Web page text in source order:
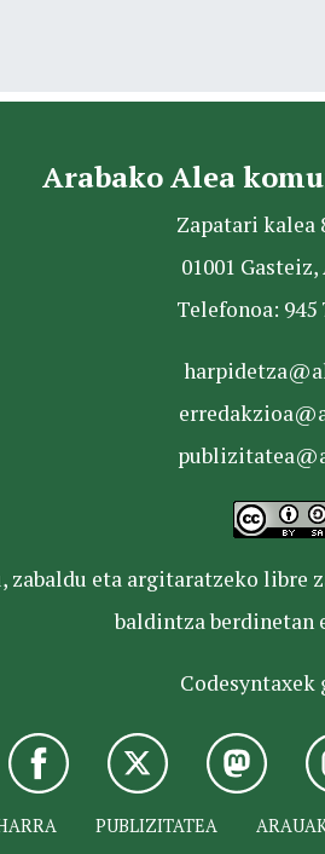
Arabako Alea
Zapatari kalea
01001 Gasteiz,
Telefonoa: 945
eta argitaratzeko libre
baldintza berdinetan
Codesyntaxek
PUBLIZITATEA